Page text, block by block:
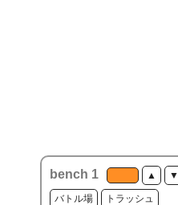
bench 1 ▲ ▼
バトル場 トラッシュ